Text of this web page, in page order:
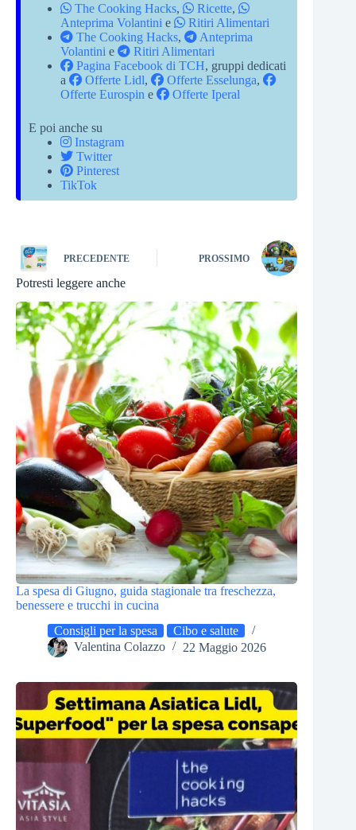
The Cooking Hacks, Ricette,
Anteprima Volantini e
Ritiri Alimentari
The Cooking Hacks,
Anteprima
Volantini e
Ritiri Alimentari
Pagina Facebook di TCH, gruppi dedicati
a
Offerte Lidl, Offerte Esselunga,
Offerte Eurospin e Offerte Iperal
E poi anche su
Instagram
Twitter
Pinterest
TikTok
PRECEDENTE PROSSIMO
Potresti leggere anche
La spesa di Giugno, guida stagionale tra freschezza,
benessere e trucchi in cucina
Consigli per la spesa
Cibo e salute
Valentina Colazzo
22 Maggio 2026